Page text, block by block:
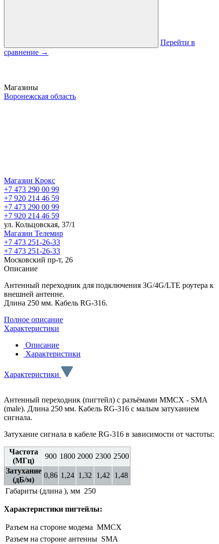
Перейти в
сравнение →
Магазины
Воронежская область
Магазин Крокс
+7 473 290 00 99
+7 920 214 46 59
+7 473 290 00 99
+7 920 214 46 59
ул. Кольцовская, 37/1
Магазин Телемир
+7 473 251-26-33
+7 473 251-26-33
Московский пр-т, 26
Описание
Антенный переходник для подключения 3G/4G/LTE роутера к
внешней антенне.
Длина 250 мм. Кабель RG-316.
Полное описание
Характеристики
Описание
Характеристики
Характеристики
Антенный переходник (пигтейл) с разъёмами MMCX - SMA
(male). Длина 250 мм. Кабель RG-316 с малым затуханием
сигнала.
Затухание сигнала в кабеле RG-316 в зависимости от частоты:
Частота
(МГц)
900 1800 2000 2300 2500
Затухание
(дБ/м)
0,86 1,24 1,32 1,42
1,48
Габариты (длина ), мм 250
Характеристики пигтейлы:
Разъем на стороне модема MMCX
Разъем на стороне антенны SMA